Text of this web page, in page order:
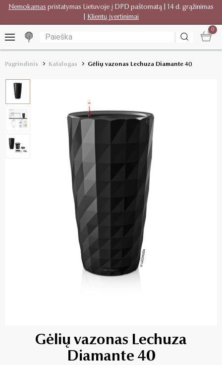
Nemokamas pristatymas Lietuvoje į DPD paštomatą | 14 d. grąžinimas
Klientų įvertinimai
0
Pagrindinis Katalogas Gėlių vazonas Lechuza Diamante 40
Gėlių vazonas Lechuza
Diamante 40